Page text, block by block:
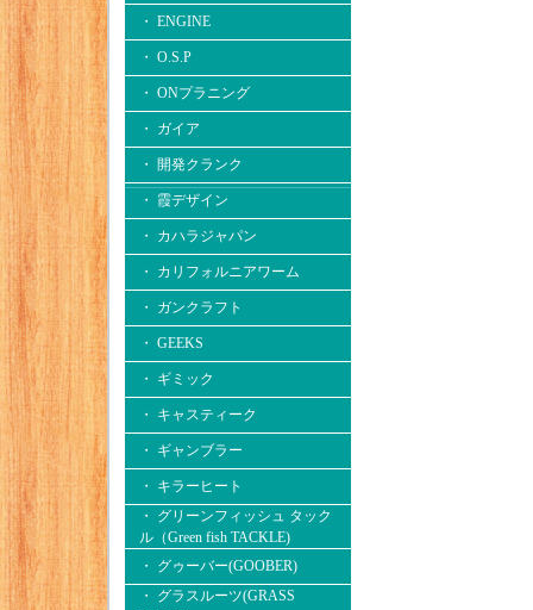
・ ENGINE
・ O.S.P
・ ONプラニング
・ ガイア
・ 開発クランク
・ 霞デザイン
・ カハラジャパン
・ カリフォルニアワーム
・ ガンクラフト
・ GEEKS
・ ギミック
・ キャスティーク
・ ギャンブラー
・ キラーヒート
・ グリーンフィッシュ タック
ル（Green fish TACKLE)
・ グゥーバー(GOOBER)
・ グラスルーツ(GRASS